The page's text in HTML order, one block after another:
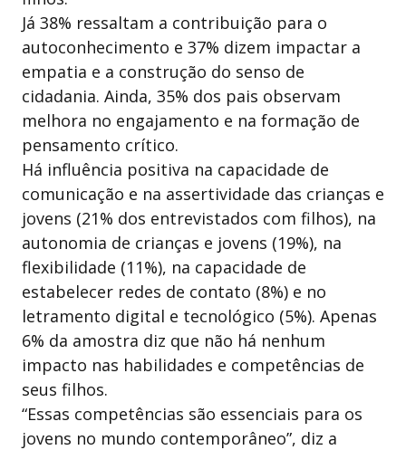
Já 38% ressaltam a contribuição para o
autoconhecimento e 37% dizem impactar a
empatia e a construção do senso de
cidadania. Ainda, 35% dos pais observam
melhora no engajamento e na formação de
pensamento crítico.
Há influência positiva na capacidade de
comunicação e na assertividade das crianças e
jovens (21% dos entrevistados com filhos), na
autonomia de crianças e jovens (19%), na
flexibilidade (11%), na capacidade de
estabelecer redes de contato (8%) e no
letramento digital e tecnológico (5%). Apenas
6% da amostra diz que não há nenhum
impacto nas habilidades e competências de
seus filhos.
“Essas competências são essenciais para os
jovens no mundo contemporâneo”, diz a